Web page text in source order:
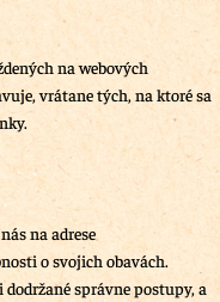
na webových
vrátane tých, na ktoré sa
na adrese
o svojich obavách.
správne postupy, a